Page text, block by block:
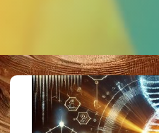
Kommentar hinterlassen